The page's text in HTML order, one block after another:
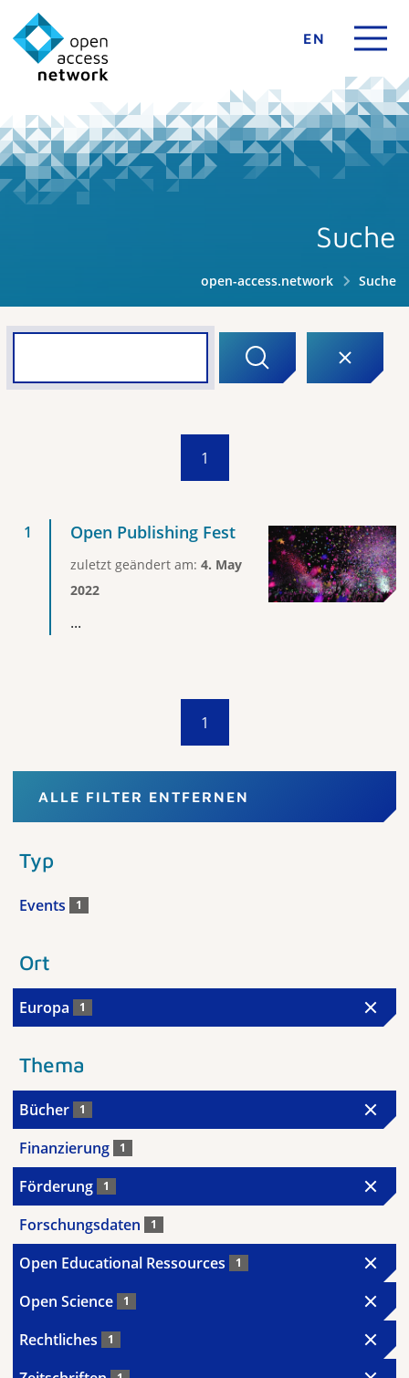
EN
Suche
open-access.network Suche
1
Open Publishing Fest
zuletzt geändert am: 4. May
2022
...
1
ALLE FILTER ENTFERNEN
Typ
Events 1
Ort
Europa 1
Thema
Bücher 1
Finanzierung 1
Förderung 1
Forschungsdaten 1
Open Educational Ressources 1
Open Science 1
Rechtliches 1